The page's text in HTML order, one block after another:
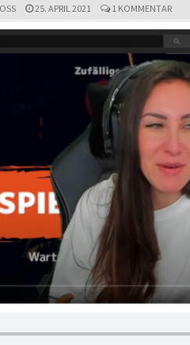
25. APRIL 2021 1 KOMMENTARZU
BEI
IM
BEI
GNU